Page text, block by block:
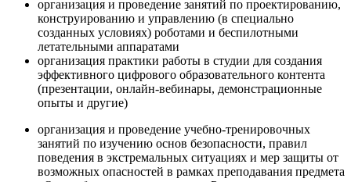
организация и проведение занятий по проектированию,
конструированию и управлению (в специально
созданных условиях) роботами и беспилотными
летательными аппаратами
организация практики работы в студии для создания
эффективного цифрового образовательного контента
(презентации, онлайн-вебинары, демонстрационные
опыты и другие)
организация и проведение учебно-тренировочных
занятий по изучению основ безопасности, правил
поведения в экстремальных ситуациях и мер защиты от
возможных опасностей в рамках преподавания предмета